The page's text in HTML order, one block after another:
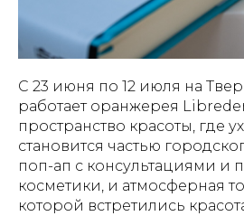
С 23 июня по 12 июля на
работает оранжерея
пространство красоты, где
становится частью
поп-ап с консультациями и
косметики, и атмосферная
которой встретились